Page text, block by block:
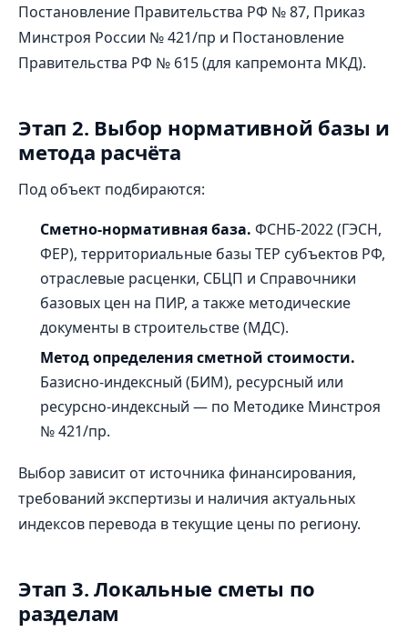
Постановление Правительства РФ № 87, Приказ
Минстроя России № 421/пр и Постановление
Правительства РФ № 615 (для капремонта МКД).
Этап 2. Выбор нормативной базы и
метода расчёта
Под объект подбираются:
Сметно‑нормативная база. ФСНБ‑2022 (ГЭСН,
ФЕР), территориальные базы ТЕР субъектов РФ,
отраслевые расценки, СБЦП и Справочники
базовых цен на ПИР, а также методические
документы в строительстве (МДС).
Метод определения сметной стоимости.
Базисно‑индексный (БИМ), ресурсный или
ресурсно‑индексный — по Методике Минстроя
№ 421/пр.
Выбор зависит от источника финансирования,
требований экспертизы и наличия актуальных
индексов перевода в текущие цены по региону.
Этап 3. Локальные сметы по
разделам